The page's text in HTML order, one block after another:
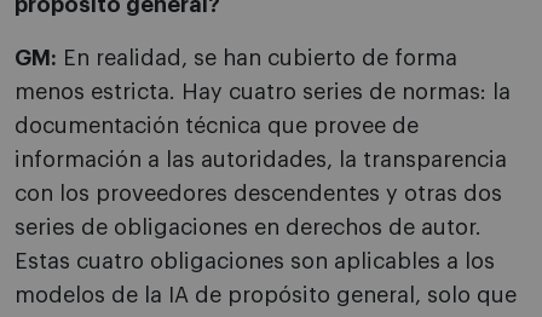
propósito general?
GM: En realidad, se han cubierto de forma
menos estricta. Hay cuatro series de normas: la
documentación técnica que provee de
información a las autoridades, la transparencia
con los proveedores descendentes y otras dos
series de obligaciones en derechos de autor.
Estas cuatro obligaciones son aplicables a los
modelos de la IA de propósito general, solo que